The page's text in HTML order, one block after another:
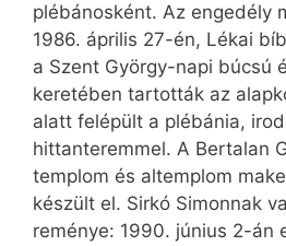
plébánosként. Az engedély
1986. április 27-én, Lékai
a Szent György-napi búcsú
keretében tartották az
alatt felépült a plébánia,
hittanteremmel. A Bertalan
templom és altemplom
készült el. Sirkó Simonnak
reménye: 1990. június 2-án